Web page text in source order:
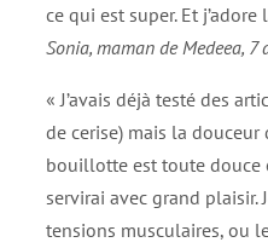
ce qui est super. Et j’adore
Sonia, maman de Medeea, 7
« J’avais déjà testé des
de cerise) mais la douceur
bouillotte est toute douce
servirai avec grand plaisir.
tensions musculaires, ou